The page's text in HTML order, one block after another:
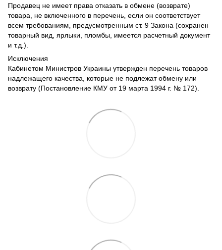
Продавец не имеет права отказать в обмене (возврате)
товара, не включенного в перечень, если он соответствует
всем требованиям, предусмотренным ст. 9 Закона (сохранен
товарный вид, ярлыки, пломбы, имеется расчетный документ
и т.д.).
Исключения
Кабинетом Министров Украины утвержден перечень товаров
надлежащего качества, которые не подлежат обмену или
возврату (Постановление КМУ от 19 марта 1994 г. № 172).